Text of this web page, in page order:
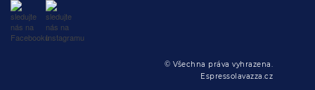
© Všechna práva vyhrazena.
Espressolavazza.cz